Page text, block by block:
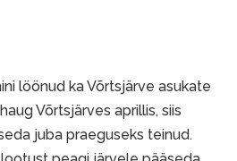
löönud ka Võrtsjärve asukate
Võrtsjärves aprillis, siis
juba praeguseks teinud.